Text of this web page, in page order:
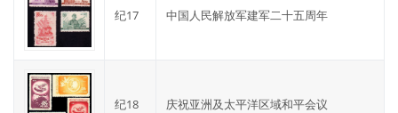
纪17 中国人民解放军建军二十五周年
纪18 庆祝亚洲及太平洋区域和平会议